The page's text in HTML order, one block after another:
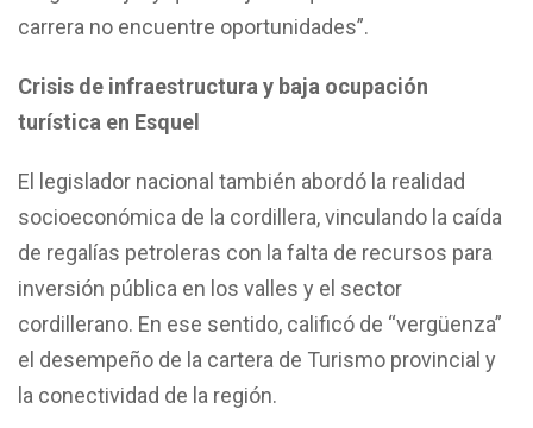
carrera no encuentre oportunidades”.
Crisis de infraestructura y baja ocupación
turística en Esquel
El legislador nacional también abordó la realidad
socioeconómica de la cordillera, vinculando la caída
de regalías petroleras con la falta de recursos para
inversión pública en los valles y el sector
cordillerano. En ese sentido, calificó de “vergüenza”
el desempeño de la cartera de Turismo provincial y
la conectividad de la región.